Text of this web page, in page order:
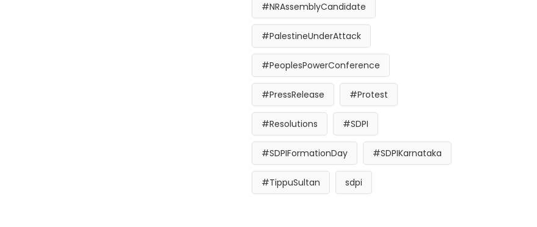
#NRAssemblyCandidate
#PalestineUnderAttack
#PeoplesPowerConference
#PressRelease #Protest
#Resolutions #SDPI
#SDPIFormationDay #SDPIKarnataka
#TippuSultan sdpi